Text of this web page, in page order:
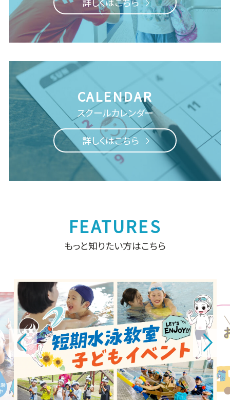
スクールカレンダー
詳しくはこちら
もっと知りたい方はこちら